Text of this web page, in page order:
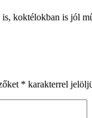
koktélokban is jól
* karakterrel